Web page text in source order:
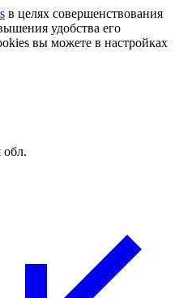
в целях совершенствования
удобства его
вы можете в настройках
обл.